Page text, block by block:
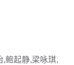
,鲍起静,梁咏琪,